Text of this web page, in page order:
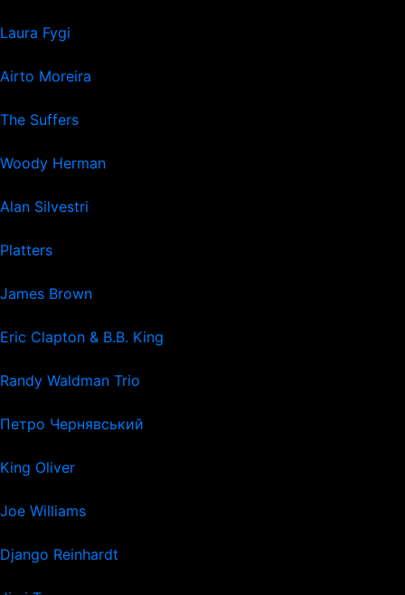
Laura Fygi
Airto Moreira
The Suffers
Woody Herman
Alan Silvestri
Platters
James Brown
Eric Clapton & B.B. King
Randy Waldman Trio
Петро Чернявський
King Oliver
Joe Williams
Django Reinhardt